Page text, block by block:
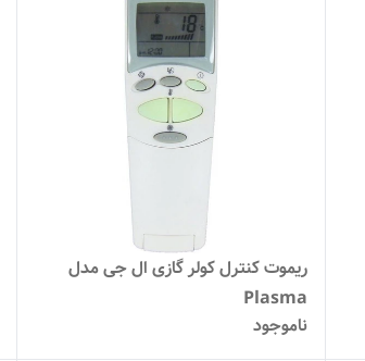
ریموت کنترل کولر گازی ال جی مدل
Plasma
ناموجود